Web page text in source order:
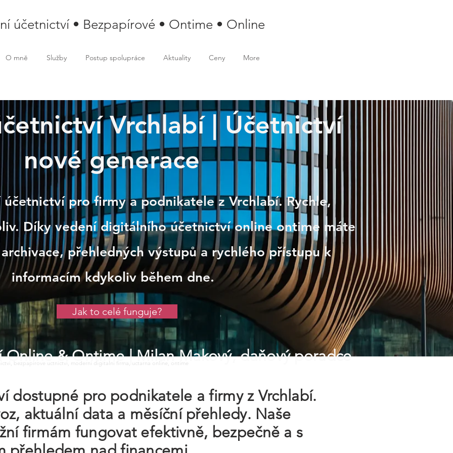
účetnictví • Bezpapírové • Ontime • Online
O mně Služby Postup spolupráce Aktuality Ceny More
Vrchlabí | Účetnictví
nové generace
pro firmy a podnikatele z Vrchlabí. Rychle,
Díky vedení digitálního účetnictví online ontime máte
přehledných výstupů a rychlého přístupu k
informacím kdykoliv během dne.
Jak to celé funguje?
Online & Ontime| Milan Makový, daňový poradce
bezpapirove uctnictvi, moderni digitalni firma, uctarna online, ontime
dostupné pro podnikatele a firmy z Vrchlabí.
aktuální data a měsíční přehledy. Naše
firmám fungovat efektivně, bezpečně a s